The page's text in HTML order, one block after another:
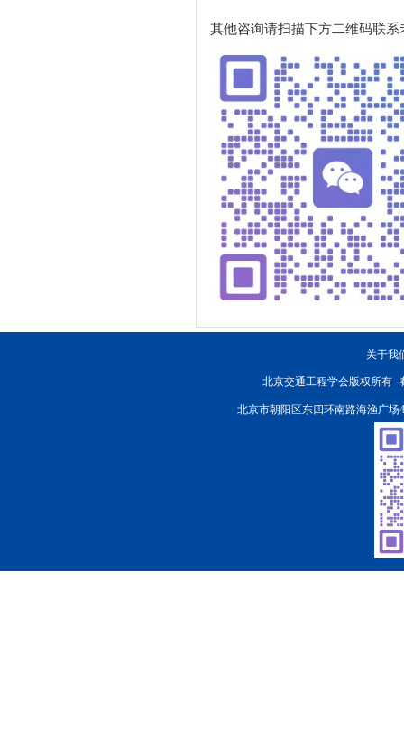
其他咨询请扫描下方二维码联系
关于我
北京交通工程学会版权所有
北京市朝阳区东四环南路海渔广